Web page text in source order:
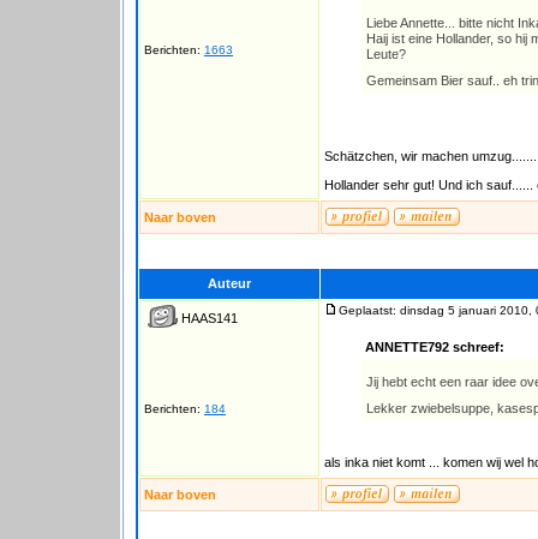
Berichten: 1663
Liebe Annette... bitte nicht
Haij ist eine Hollander, so hij
Leute?
Gemeinsam Bier sauf.. eh
Schätzchen, wir machen
Hollander sehr gut! Und ich
Naar boven
Auteur
HAAS141
Berichten: 184
Geplaatst: dinsdag 5 januari 2010,
ANNETTE792 schreef:
Jij hebt echt een raar idee
Lekker zwiebelsuppe,
als inka niet komt ... komen wij wel
Naar boven